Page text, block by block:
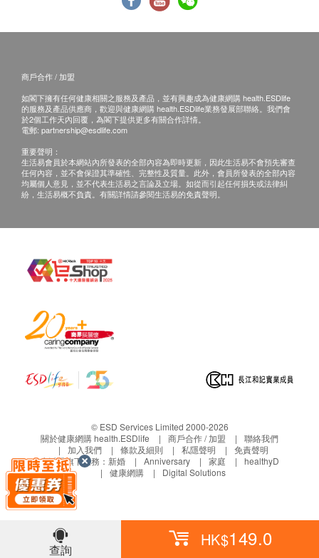
或過期退回，供應商有權不受理。
電郵: info@mplnhfoods.com
查詢
HK$149.0
商戶合作 / 加盟
如閣下擁有任何健康相關之服務及產品，並有興趣成為健康網購 health.ESDlife
的服務及產品供應商，歡迎與健康網購 health.ESDlife業務發展部聯絡。我們會
於2個工作天內回覆，為閣下提供更多有關合作詳情。
電郵: partnership@esdlife.com
重要聲明：
生活易會員於本網站內所發表的全部內容為即時更新，因此生活易不會預先審查
任何內容，並不會保證其準確性、完整性及質量。此外，會員所發表的全部內容
均屬個人意見，並不代表生活易之言論及立場。如從而引起任何損失或法律糾
紛，生活易概不負責。有關詳情請參閱生活易的免責聲明。
© ESD Services Limited 2000-2026
關於健康網購 health.ESDlife
商戶合作 / 加盟
聯絡我們
加入我們
條款及細則 私隱聲明
免責聲明
生活易旗下業務： 新婚 Anniversary 家庭
healthyD
健康網購
Digital Solutions